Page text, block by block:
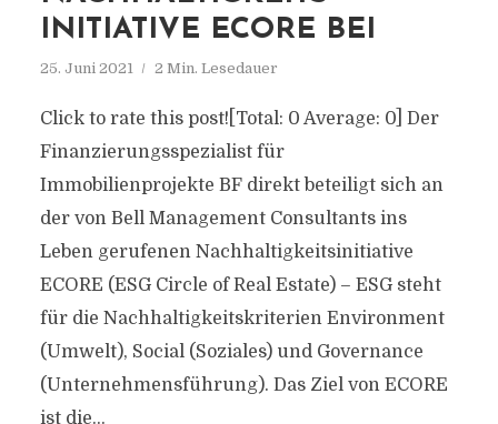
INITIATIVE ECORE BEI
25. Juni 2021 2 Min. Lesedauer
Click to rate this post![Total: 0 Average: 0] Der
Finanzierungsspezialist für
Immobilienprojekte BF direkt beteiligt sich an
der von Bell Management Consultants ins
Leben gerufenen Nachhaltigkeitsinitiative
ECORE (ESG Circle of Real Estate) – ESG steht
für die Nachhaltigkeitskriterien Environment
(Umwelt), Social (Soziales) und Governance
(Unternehmensführung). Das Ziel von ECORE
ist die...